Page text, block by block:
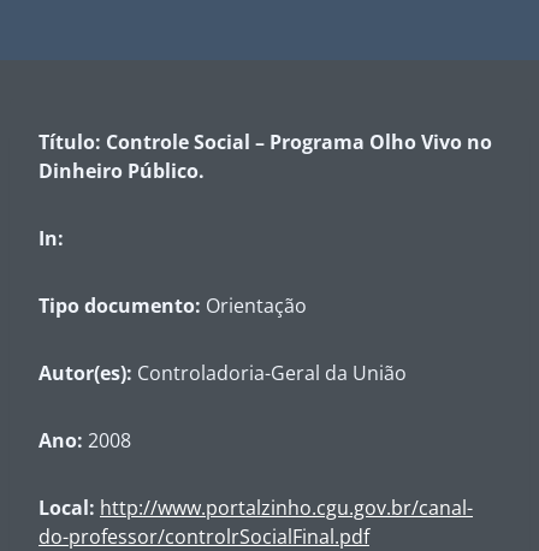
Título: Controle Social – Programa Olho Vivo no
Dinheiro Público.
In:
Tipo documento: Orientação
Autor(es): Controladoria-Geral da União
Ano: 2008
Local: http://www.portalzinho.cgu.gov.br/canal-
do-professor/controlrSocialFinal.pdf